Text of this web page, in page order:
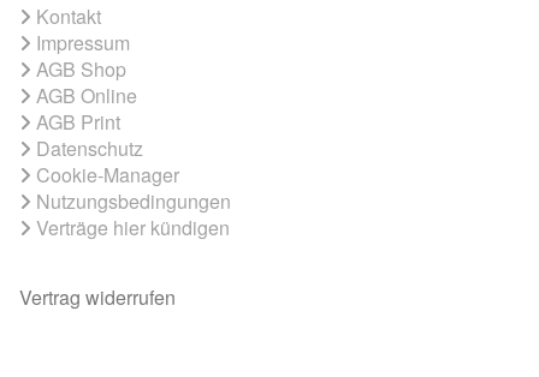
Kontakt
Impressum
AGB Shop
AGB Online
AGB Print
Datenschutz
Cookie-Manager
Nutzungsbedingungen
Verträge hier kündigen
Vertrag widerrufen